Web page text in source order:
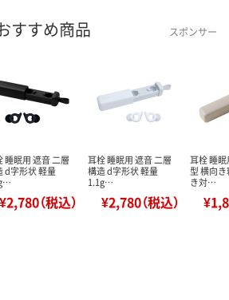
すすめ商品 スポンサー
睡眠用 遮音 二層
d字形状 軽量
¥2,780（税込）
耳栓 睡眠用 遮音 二層
構造 d字形状 軽量
1.1g…
¥2,780（税込）
耳栓 睡
型 横向
き対…